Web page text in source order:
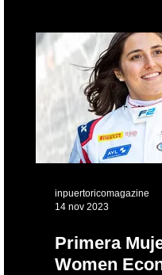
inpuertoricomagazine
14 nov 2023
Primera
Women